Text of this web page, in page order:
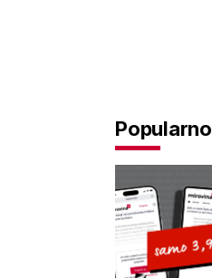
Popularno